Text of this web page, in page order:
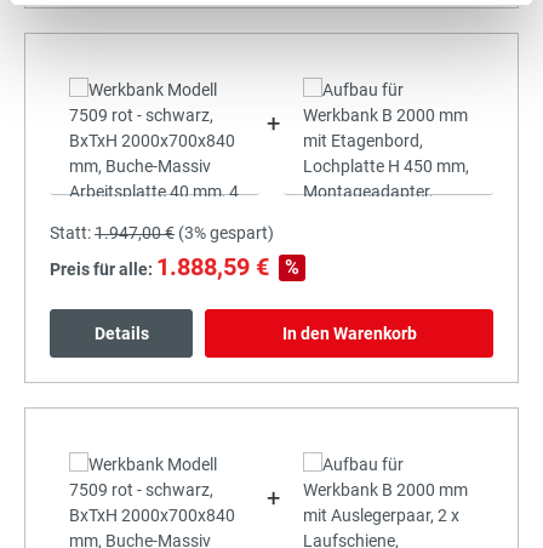
+
Statt:1.947,00 € (3%gespart)
Preis für alle: 1.888,59 € %
Details In den Warenkorb
+